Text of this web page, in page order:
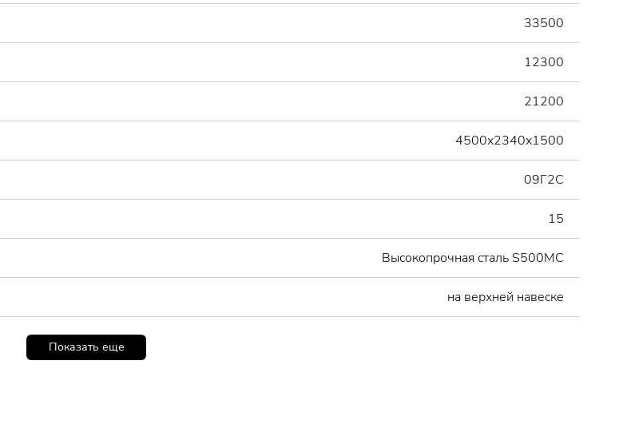
33500
12300
21200
4500х2340х1500
09Г2С
15
Высокопрочная сталь S500МС
на верхней навеске
Показать еще